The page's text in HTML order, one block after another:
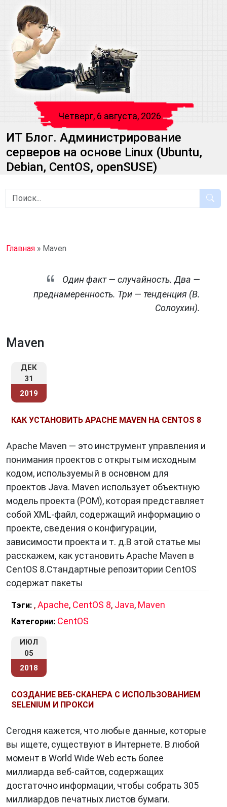
Четверг, 6 августа, 2026
ИТ Блог. Администрирование
серверов на основе Linux (Ubuntu,
Debian, CentOS, openSUSE)
Главная » Maven
Один факт — случайность. Два —
преднамеренность. Три — тенденция (В.
Солоухин).
Maven
ДЕК
31
2019
КАК УСТАНОВИТЬ APACHE MAVEN НА CENTOS 8
Apache Maven — это инструмент управления и
понимания проектов с открытым исходным
кодом, используемый в основном для
проектов Java. Maven использует объектную
модель проекта (POM), которая представляет
собой XML-файл, содержащий информацию о
проекте, сведения о конфигурации,
зависимости проекта и т. д.В этой статье мы
расскажем, как установить Apache Maven в
CentOS 8.Стандартные репозитории CentOS
содержат пакеты
Тэги: ,Apache, CentOS 8, Java, Maven
Категории: CentOS
ИЮЛ
05
2018
СОЗДАНИЕ ВЕБ-СКАНЕРА С ИСПОЛЬЗОВАНИЕМ
SELENIUM И ПРОКСИ
Сегодня кажется, что любые данные, которые
вы ищете, существуют в Интернете. В любой
момент в World Wide Web есть более
миллиарда веб-сайтов, содержащих
достаточно информации, чтобы собрать 305
миллиардов печатных листов бумаги.